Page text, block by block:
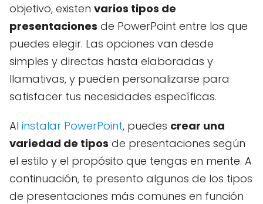
objetivo, existen varios tipos de
presentaciones de PowerPoint entre los que
puedes elegir. Las opciones van desde
simples y directas hasta elaboradas y
llamativas, y pueden personalizarse para
satisfacer tus necesidades específicas.
Al instalar PowerPoint, puedes crear una
variedad de tipos de presentaciones según
el estilo y el propósito que tengas en mente. A
continuación, te presento algunos de los tipos
de presentaciones más comunes en función